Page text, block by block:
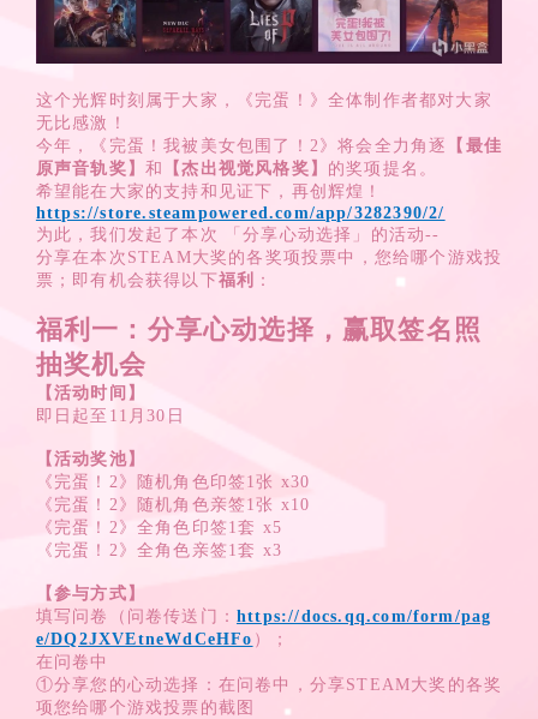
这个光辉时刻属于大家，《完蛋！》全体制作者都对大家
无比感激！
今年，《完蛋！我被美女包围了！2》将会全力角逐
【最佳
原声音轨奖】和 【杰出视觉风格奖】 的奖项提名。
希望能在大家的支持和见证下，再创辉煌！
https://store.steampowered.com/app/3282390/2/
为此，我们发起了本次 「分享心动选择」的活动--
分享在本次STEAM大奖的各奖项投票中，您给哪个游戏投
票；即有机会获得以下福利 ：
福利一：分享心动选择，赢取签名照
抽奖机会
【活动时间】
即日起至11月30日
【活动奖池】
《完蛋！2》随机角色印签1张 x30
《完蛋！2》随机角色亲签1张 x10
《完蛋！2》全角色印签1套 x5
《完蛋！2》全角色亲签1套 x3
【参与方式】
填写问卷（问卷传送门：https://docs.qq.com/form/pag
e/DQ2JXVEtneWdCeHFo ）；
在问卷中
①分享您的心动选择：在问卷中，分享STEAM大奖的各奖
项您给哪个游戏投票的截图